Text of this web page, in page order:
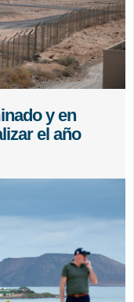
y en
el año